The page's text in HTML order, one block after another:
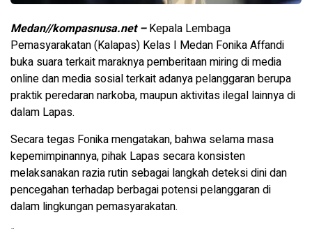
Medan//kompasnusa.net – Kepala Lembaga
Pemasyarakatan (Kalapas) Kelas I Medan Fonika Affandi
buka suara terkait maraknya pemberitaan miring di media
online dan media sosial terkait adanya pelanggaran berupa
praktik peredaran narkoba, maupun aktivitas ilegal lainnya di
dalam Lapas.
Secara tegas Fonika mengatakan, bahwa selama masa
kepemimpinannya, pihak Lapas secara konsisten
melaksanakan razia rutin sebagai langkah deteksi dini dan
pencegahan terhadap berbagai potensi pelanggaran di
dalam lingkungan pemasyarakatan.